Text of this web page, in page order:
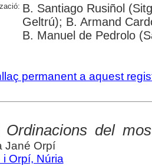
B. Santiago Rusiñol
Geltrú); B. Armand
B. Manuel de Pedrolo
permanent a aquest
Ordinacions del
Jané Orpí
i Orpí, Núria